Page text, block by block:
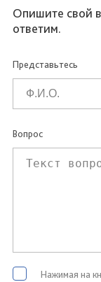
Опишите свой
ответим.
Представьтесь
Вопрос
Нажимая на